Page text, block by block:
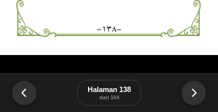
Halaman 138
dari 164